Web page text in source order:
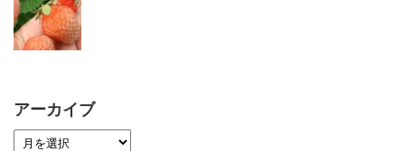
アーカイブ